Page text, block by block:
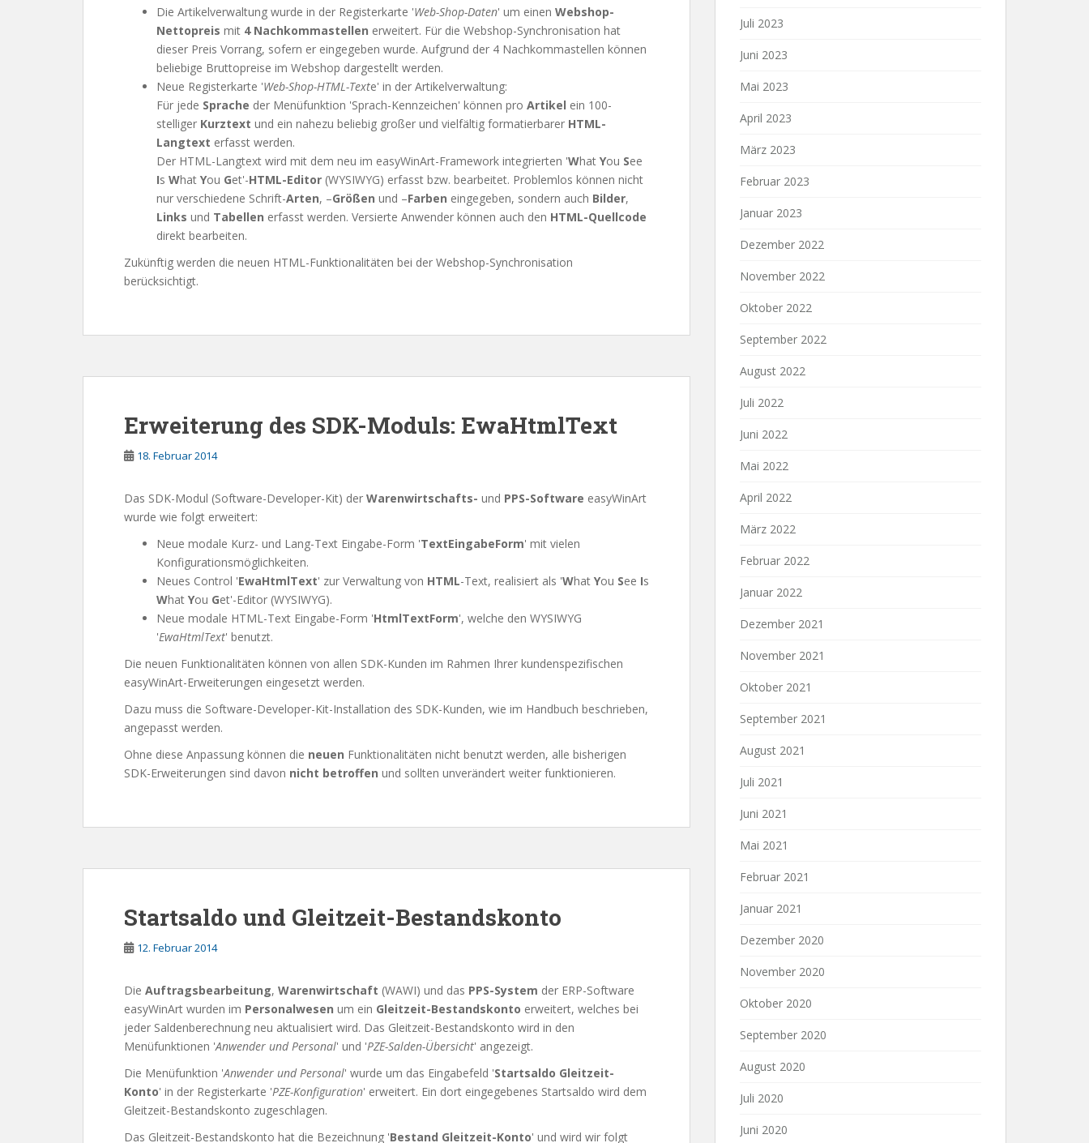
Die Artikelverwaltung wurde in der Registerkarte 'Web-Shop-Daten' um einen Webshop-
Nettopreis mit 4 Nachkommastellen erweitert. Für die Webshop-Synchronisation hat
dieser Preis Vorrang, sofern er eingegeben wurde. Aufgrund der 4 Nachkommastellen können
beliebige Bruttopreise im Webshop dargestellt werden.
Neue Registerkarte 'Web-Shop-HTML-Texte' in der Artikelverwaltung:
Für jede Sprache der Menüfunktion 'Sprach-Kennzeichen' können pro Artikel ein 100-
stelliger Kurztext und ein nahezu beliebig großer und vielfältig formatierbarer HTML-
Langtext erfasst werden.
Der HTML-Langtext wird mit dem neu im easyWinArt-Framework integrierten 'What You See
Is What You Get'-HTML-Editor (WYSIWYG) erfasst bzw. bearbeitet. Problemlos können nicht
nur verschiedene Schrift-Arten, –Größen und –Farben eingegeben, sondern auch Bilder,
Links und Tabellen erfasst werden. Versierte Anwender können auch den HTML-Quellcode
direkt bearbeiten.
Zukünftig werden die neuen HTML-Funktionalitäten bei der Webshop-Synchronisation
berücksichtigt.
Erweiterung des SDK-Moduls: EwaHtmlText
18. Februar 2014
Das SDK-Modul (Software-Developer-Kit) der Warenwirtschafts- und PPS-Software easyWinArt
wurde wie folgt erweitert:
Neue modale Kurz- und Lang-Text Eingabe-Form 'TextEingabeForm' mit vielen
Konfigurationsmöglichkeiten.
Neues Control 'EwaHtmlText' zur Verwaltung von HTML-Text, realisiert als 'What You See Is
What You Get'-Editor (WYSIWYG).
Neue modale HTML-Text Eingabe-Form 'HtmlTextForm', welche den WYSIWYG
'EwaHtmlText' benutzt.
Die neuen Funktionalitäten können von allen SDK-Kunden im Rahmen Ihrer kundenspezifischen
easyWinArt-Erweiterungen eingesetzt werden.
Dazu muss die Software-Developer-Kit-Installation des SDK-Kunden, wie im Handbuch beschrieben,
angepasst werden.
Ohne diese Anpassung können die neuen Funktionalitäten nicht benutzt werden, alle bisherigen
SDK-Erweiterungen sind davon nicht betroffen und sollten unverändert weiter funktionieren.
Startsaldo und Gleitzeit-Bestandskonto
12. Februar 2014
Die Auftragsbearbeitung, Warenwirtschaft (WAWI) und das PPS-System der ERP-Software
easyWinArt wurden im Personalwesen um ein Gleitzeit-Bestandskonto erweitert, welches bei
jeder Saldenberechnung neu aktualisiert wird. Das Gleitzeit-Bestandskonto wird in den
Menüfunktionen 'Anwender und Personal' und 'PZE-Salden-Übersicht' angezeigt.
Die Menüfunktion 'Anwender und Personal' wurde um das Eingabefeld 'Startsaldo Gleitzeit-
Konto' in der Registerkarte 'PZE-Konfiguration' erweitert. Ein dort eingegebenes Startsaldo wird dem
Gleitzeit-Bestandskonto zugeschlagen.
Das Gleitzeit-Bestandskonto hat die Bezeichnung 'Bestand Gleitzeit-Konto' und wird wir folgt
Juli 2023
Juni 2023
Mai 2023
April 2023
März 2023
Februar 2023
Januar 2023
Dezember 2022
November 2022
Oktober 2022
September 2022
August 2022
Juli 2022
Juni 2022
Mai 2022
April 2022
März 2022
Februar 2022
Januar 2022
Dezember 2021
November 2021
Oktober 2021
September 2021
August 2021
Juli 2021
Juni 2021
Mai 2021
Februar 2021
Januar 2021
Dezember 2020
November 2020
Oktober 2020
September 2020
August 2020
Juli 2020
Juni 2020